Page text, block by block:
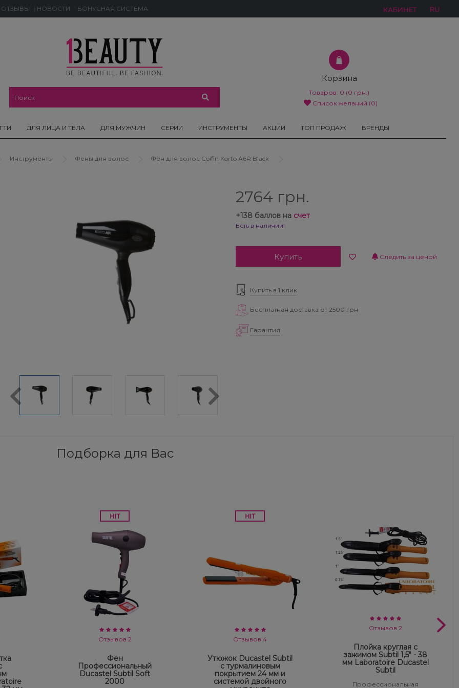
ОТЗЫВЫ НОВОСТИ БОНУСНАЯ СИСТЕМА КАБИНЕТ RU
Корзина
Товаров: 0 (0 грн.)
Список желаний (0)
ДЛЯ ЛИЦА И ТЕЛА ДЛЯ МУЖЧИН СЕРИИ ИНСТРУМЕНТЫ АКЦИИ ТОП ПРОДАЖ БРЕНДЫ
Инструменты Фены для волос Фен для волос Coifin Korto A6R Black
2764 грн.
+138баллов на счет
Есть в наличии!
Купить Следить за ценой
Купить в 1 клик
Бесплатная доставка от 2500 грн
Гарантия
Подборка для Вас
Отзывов 2
Фен
Профессиональный
Ducastel Subtil Soft
2000
Отзывов 4
Утюжок Ducastel Subtil
с турмалиновым
покрытием 24 мм и
системой двойного
Отзывов 2
Плойка круглая с
зажимом Subtil 1,5" - 38
мм Laboratoire Ducastel
Subtil
Профессиональная